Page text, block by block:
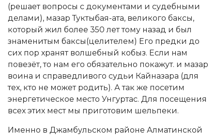
(решает вопросы с документами и судебными
делами), мазар Туктыбая-ата, великого баксы,
который жил более 350 лет тому назад и был
знаменитым баксы(целителем) Его предки до
сих пор хранят волшебный кобыз. Если нам
повезёт, то нам его обязательно покажут. и мазар
воина и справедливого судьи Кайназара (для
тех, кто не может родить). А так же посетим
энергетическое место Унгуртас. Для посещения
всех этих мест мы приготовим шельпеки.
Именно в Джамбульском районе Алматинской